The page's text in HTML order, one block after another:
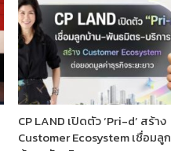
CP LAND เปิดตัว ‘Pri-d’ สร้าง
Customer Ecosystem เชื่อมลูก